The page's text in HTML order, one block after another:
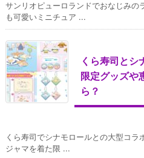
サンリオピューロランドでおなじみの
も可愛いミニチュア ...
くら寿司とシ
限定グッズや
ら？
くら寿司でシナモロールとの大型コ
ジャマを着た限 ...